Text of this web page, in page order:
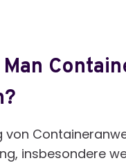
Man
von
insbesondere